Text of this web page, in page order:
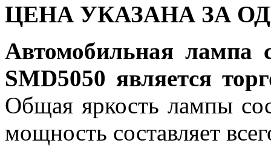
ЦЕНА УКАЗАНА ЗА
Автомобильная лампа
SMD5050 является
Общая яркость лампы
мощность составляет